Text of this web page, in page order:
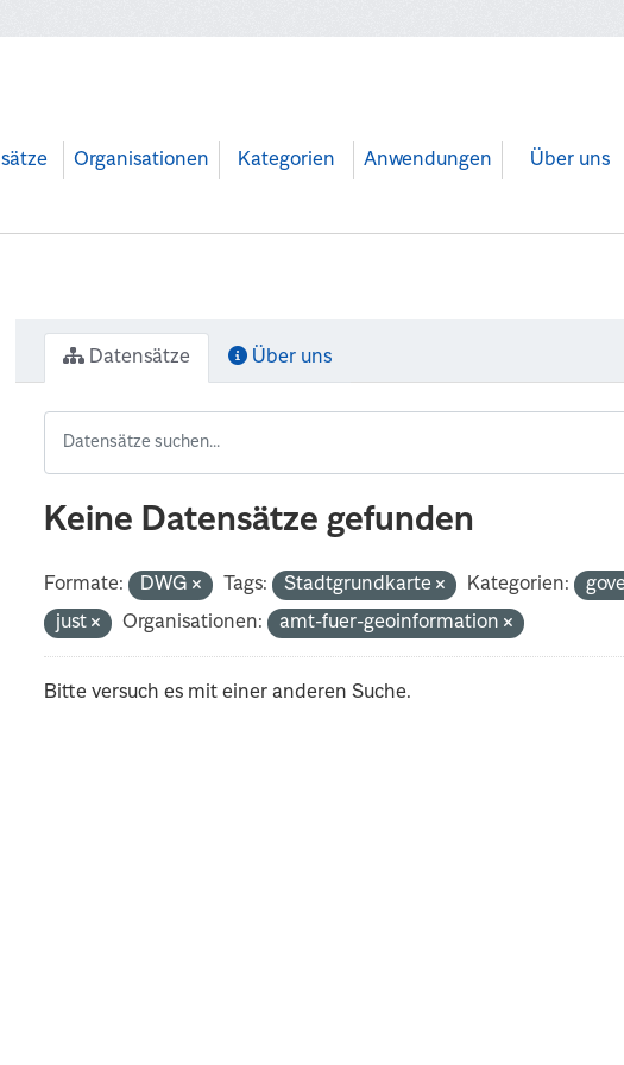
Organisationen Kategorien Anwendungen Über uns
Datensätze Über uns
Keine Datensätze gefunden
Formate: DWG Tags: Stadtgrundkarte Kategorien:
just
Organisationen: amt-fuer-geoinformation
Bitte versuch es mit einer anderen Suche.